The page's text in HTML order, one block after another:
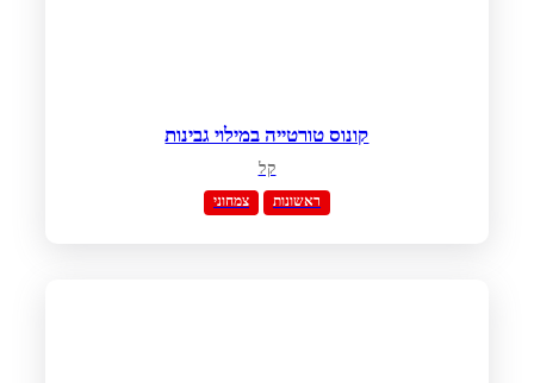
קונוס טורטייה במילוי גבינות
קל
צמחוני ראשונות